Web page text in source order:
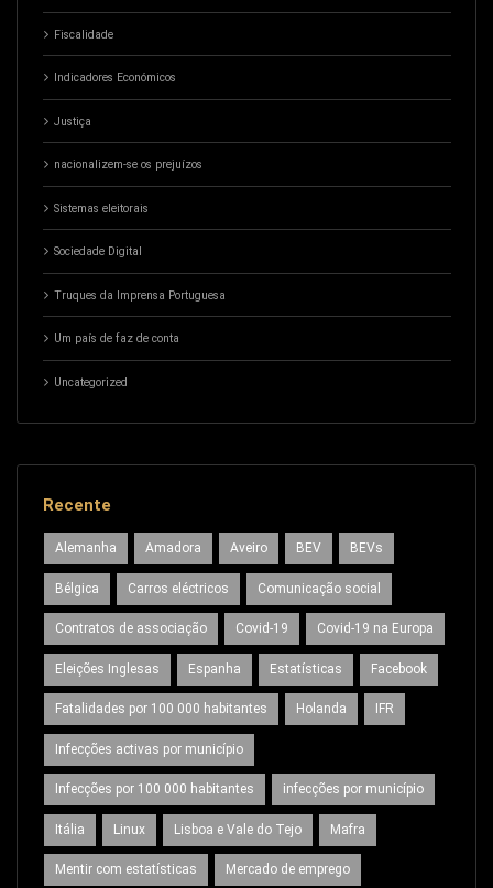
Fiscalidade
Indicadores Económicos
Justiça
nacionalizem-se os prejuízos
Sistemas eleitorais
Sociedade Digital
Truques da Imprensa Portuguesa
Um país de faz de conta
Uncategorized
Recente
Alemanha Amadora Aveiro BEV BEVs
Bélgica Carros eléctricos Comunicação social
Contratos de associação Covid-19 Covid-19 na Europa
Eleições Inglesas Espanha Estatísticas Facebook
Fatalidades por 100 000 habitantes Holanda IFR
Infecções activas por município
Infecções por 100 000 habitantes infecções por município
Itália Linux Lisboa e Vale do Tejo Mafra
Mentir com estatísticas Mercado de emprego